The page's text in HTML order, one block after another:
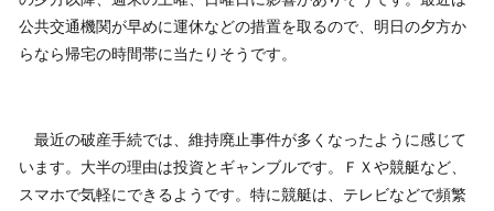
公共交通機関が早めに運休などの措置を取るので、明日の夕方か
らなら帰宅の時間帯に当たりそうです。
最近の破産手続では、維持廃止事件が多くなったように感じて
います。大半の理由は投資とギャンブルです。ＦＸや競艇など、
スマホで気軽にできるようです。特に競艇は、テレビなどで頻繁